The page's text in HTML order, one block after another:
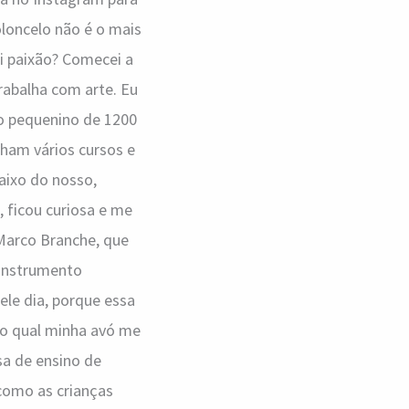
não é o mais
Comecei a
com arte. Eu
pequenino de 1200
vários cursos e
do nosso,
ficou curiosa e me
Branche, que
dia, porque essa
qual minha avó me
de ensino de
as crianças